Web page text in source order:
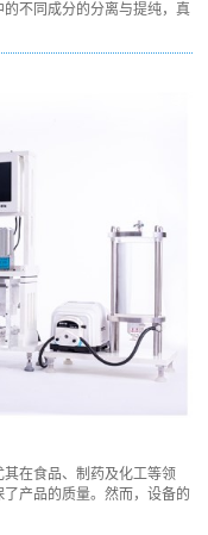
不同成分的分离与提纯，真
在食品、制药及化工等领
产品的质量。然而，设备的